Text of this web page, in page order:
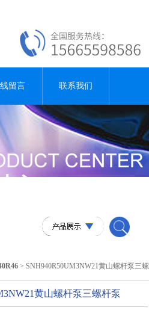
留言 联系我们
> SNH940R50UM3NW21黄山螺杆泵三螺杆泵
黄山螺杆泵三螺杆泵